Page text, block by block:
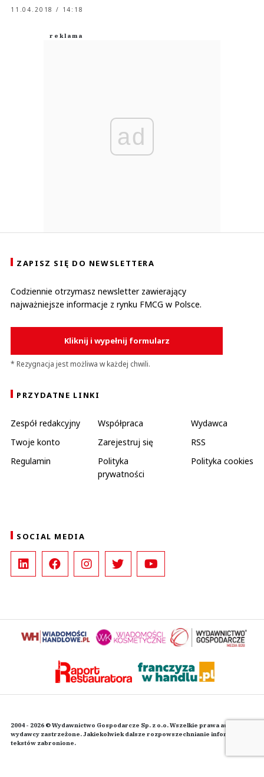
11.04.2018 / 14:18
ad
ZAPISZ SIĘ DO NEWSLETTERA
Codziennie otrzymasz newsletter zawierający
najważniejsze informacje z rynku FMCG w Polsce.
Kliknij i wypełnij formularz
* Rezygnacja jest możliwa w każdej chwili.
PRZYDATNE LINKI
Zespół redakcyjny Współpraca
Wydawca
Twoje konto
Zarejestruj się
RSS
Regulamin
Polityka
prywatności
Polityka cookies
SOCIAL MEDIA
2004 - 2026 © Wydawnictwo Gospodarcze Sp. z o.o. Wszelkie prawa autorskie
wydawcy zastrzeżone. Jakiekolwiek dalsze rozpowszechnianie informacji i
tekstów zabronione.